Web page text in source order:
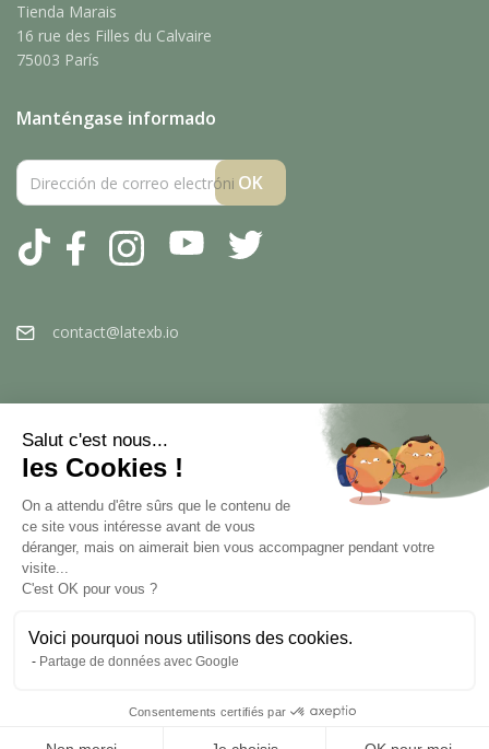
Tienda Marais
16 rue des Filles du Calvaire
75003 París
Manténgase informado
Facebook YouTube
Tiktok Instagram
contact@latexb.io
Comerciante aprobado por la Sociedad de
Opiniones Garantizadas,
© 2026 LatexBio-Avisos legales-Condiciones
generales de venta
Salut c'est nous...
les Cookies !
On a attendu d'être sûrs que le contenu de
ce site vous intéresse avant de vous
déranger, mais on aimerait bien vous accompagner pendant votre
visite...
C'est OK pour vous ?
Voici pourquoi nous utilisons des cookies.
Partage de données avec Google
Consentements certifiés par